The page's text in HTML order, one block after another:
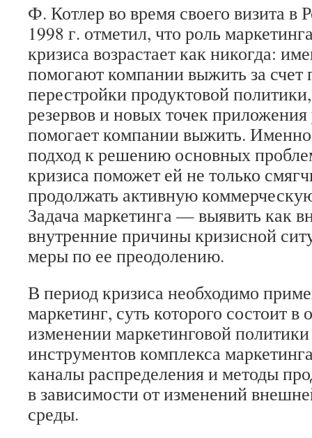
Ф. Котлер во время своего визита в
1998 г. отметил, что роль
кризиса возрастает как никогда:
помогают компании выжить за
перестройки продуктовой
резервов и новых точек
помогает компании выжить.
подход к решению основных
кризиса поможет ей не только
продолжать активную
Задача маркетинга — выявить как
внутренние причины кризисной
меры по ее преодолению.
В период кризиса необходимо
маркетинг, суть которого состоит в
изменении маркетинговой
инструментов комплекса
каналы распределения и методы
в зависимости от изменений
среды.